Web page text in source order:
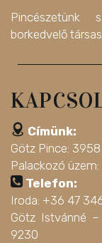
Pincészetünk
borkedvelő
Címünk:
Götz Pince:
Palackozó
Telefon:
Iroda: +36 47
Götz Istvánné –
9230